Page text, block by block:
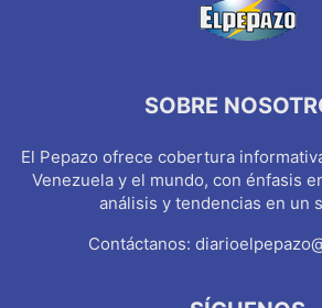
SOBRE
El Pepazo ofrece cobertura
Venezuela y el mundo, con énfasis
análisis y tendencias en un
Contáctanos: